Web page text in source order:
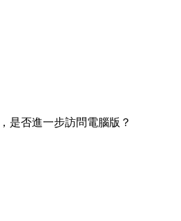
是否進一步訪問電腦版？